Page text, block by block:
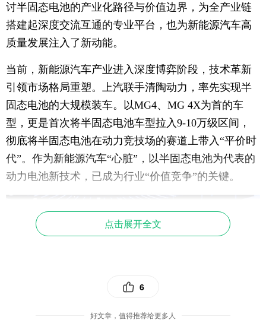
讨半固态电池的产业化路径与价值边界，为全产业链
搭建起深度交流互通的专业平台，也为新能源汽车高
质量发展注入了新动能。
当前，新能源汽车产业进入深度博弈阶段，技术革新
引领市场格局重塑。上汽联手清陶动力，率先实现半
固态电池的大规模装车。以MG4、MG 4X为首的车
型，更是首次将半固态电池车型拉入9-10万级区间，
彻底将半固态电池在动力竞技场的赛道上带入“平价时
代”。作为新能源汽车“心脏”，以半固态电池为代表的
动力电池新技术，已成为行业“价值竞争”的关键。
点击展开全文
6
好文章，值得推荐给更多人